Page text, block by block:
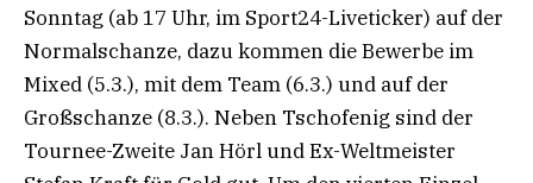
Sonntag (ab 17 Uhr, im Sport24-Liveticker) auf der
Normalschanze, dazu kommen die Bewerbe im
Mixed (5.3.), mit dem Team (6.3.) und auf der
Großschanze (8.3.). Neben Tschofenig sind der
Tournee-Zweite Jan Hörl und Ex-Weltmeister